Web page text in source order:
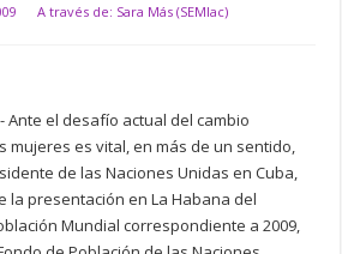
A través de: Sara Más (SEMlac)
Ante el desafío actual del cambio
mujeres es vital, en más de un sentido,
de las Naciones Unidas en Cuba,
la presentación en La Habana del
Mundial correspondiente a 2009,